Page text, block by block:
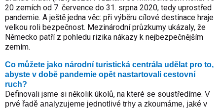
20 zemích od 7. července do 31. srpna 2020, tedy uprostřed
pandemie. A ještě jedna věc: při výběru cílové destinace hraje
velkou roli bezpečnost. Mezinárodní průzkumy ukázaly, že
Německo patří z pohledu rizika nákazy k nejbezpečnějším
zemím.
Co můžete jako národní turistická centrála udělat pro to,
abyste v době pandemie opět nastartovali cestovní
ruch?
Definovali jsme si několik úkolů, na které se soustředíme. V
prvé řadě analyzujeme jednotlivé trhy a zkoumáme, jaké v